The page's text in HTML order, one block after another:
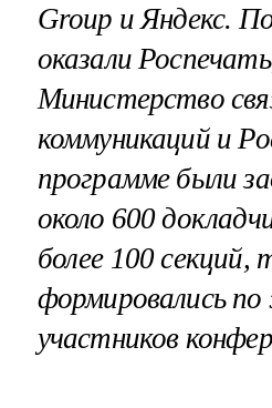
Group и Яндекс.
оказали
Министерство
коммуникаций и
программе были
около 600
более 100
формировались
участников